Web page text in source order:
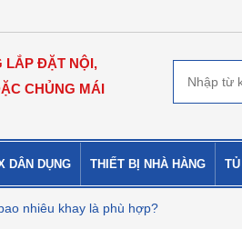
LẮP ĐẶT NỘI,
CHỦNG MÁI
DÂN DỤNG THIẾT BỊ NHÀ HÀNG
nhiêu khay là phù hợp?